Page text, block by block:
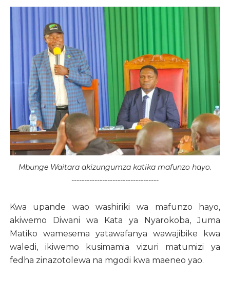
Mbunge Waitara akizungumza katika mafunzo hayo.
----------------------------------
Kwa upande wao washiriki wa mafunzo hayo,
akiwemo Diwani wa Kata ya Nyarokoba, Juma
Matiko wamesema yatawafanya wawajibike kwa
waledi, ikiwemo kusimamia vizuri matumizi ya
fedha zinazotolewa na mgodi kwa maeneo yao.